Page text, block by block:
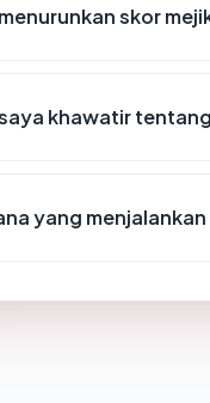
skor
khawatir
yang